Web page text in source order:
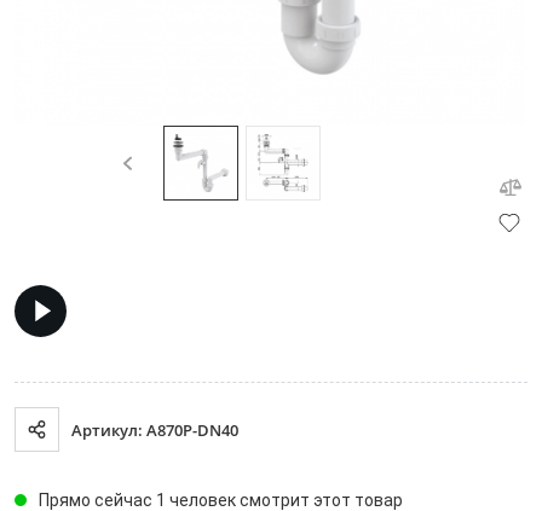
Артикул: A870P-DN40
Прямо сейчас 1 человек смотрит этот товар